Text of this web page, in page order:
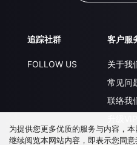
追踪社群
FOLLOW US
客户服
关于我
常见问
联络我
为提供您更多优质的服务与内容，
继续阅览本网站内容，即表示您同